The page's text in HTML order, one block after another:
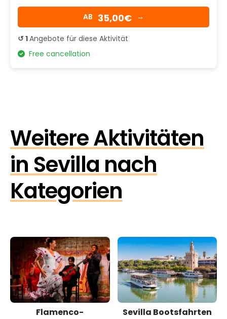
AB 35,00€ →
↺ 1Angebote für diese Aktivität
Free cancellation
Weitere Aktivitäten
in Sevilla nach
Kategorien
Flamenco-
Sevilla Bootsfahrten